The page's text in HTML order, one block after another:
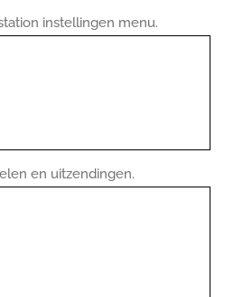
instellingen menu.
en uitzendingen.